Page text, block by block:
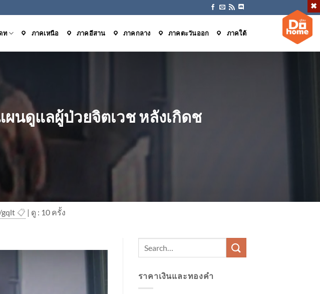
ท ภาคเหนือ ภาคอีสาน ภาคกลาง ภาคตะวันออก ภาคใต้
นดูแลผู้ป่วยจิตเวช หลังเกิดช
📋 | ดู : 10ครั้ง
ราคาเงินและทองคำ